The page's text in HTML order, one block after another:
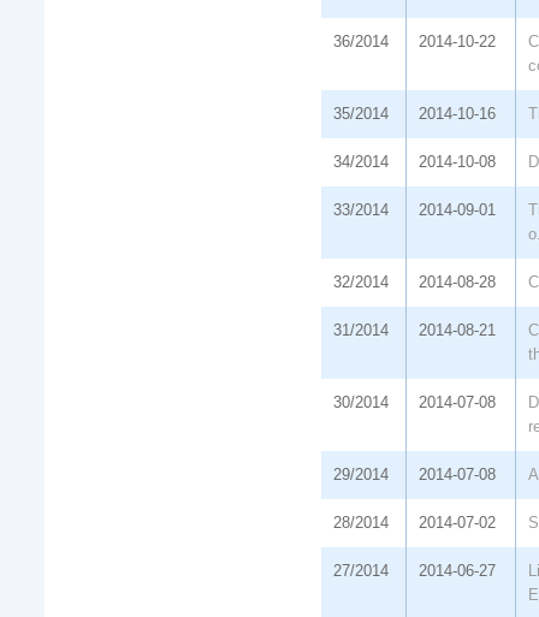
36/2014 2014-10-22
35/2014 2014-10-16
34/2014 2014-10-08
33/2014 2014-09-01
32/2014 2014-08-28
31/2014 2014-08-21
30/2014 2014-07-08
29/2014 2014-07-08
28/2014 2014-07-02
27/2014 2014-06-27